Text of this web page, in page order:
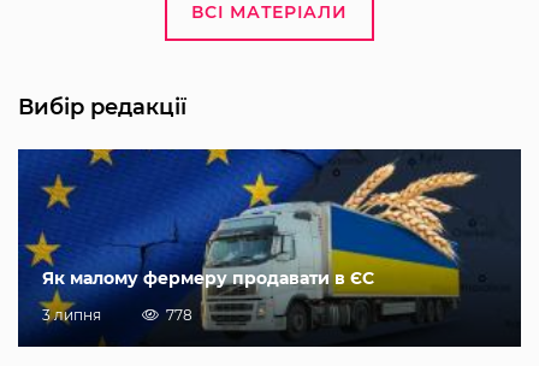
ВСІ МАТЕРІАЛИ
Вибір редакції
Як малому фермеру продавати в ЄС
3 липня 778